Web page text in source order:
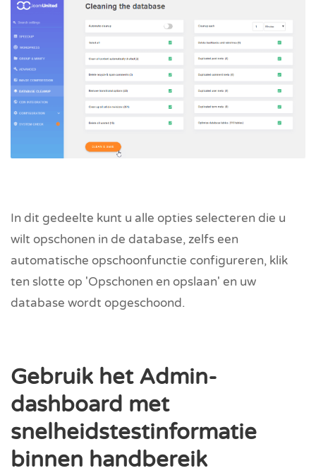
In dit gedeelte kunt u alle opties selecteren die u
wilt opschonen in de database, zelfs een
automatische opschoonfunctie configureren, klik
ten slotte op 'Opschonen en opslaan' en uw
database wordt opgeschoond.
Gebruik het Admin-
dashboard met
snelheidstestinformatie
binnen handbereik